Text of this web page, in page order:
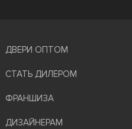
ДВЕРИ ОПТОМ
СТАТЬ ДИЛЕРОМ
ФРАНШИЗА
ДИЗАЙНЕРАМ